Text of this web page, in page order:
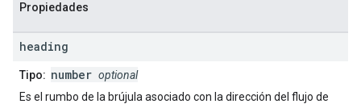
Propiedades
heading
Tipo: number optional
Es el rumbo de la brújula asociado con la dirección del flujo de